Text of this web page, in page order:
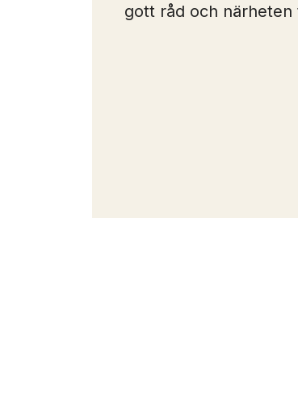
gott råd och